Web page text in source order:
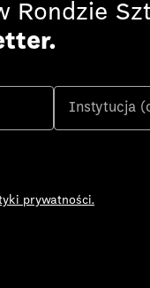
Rondzie
prywatności.